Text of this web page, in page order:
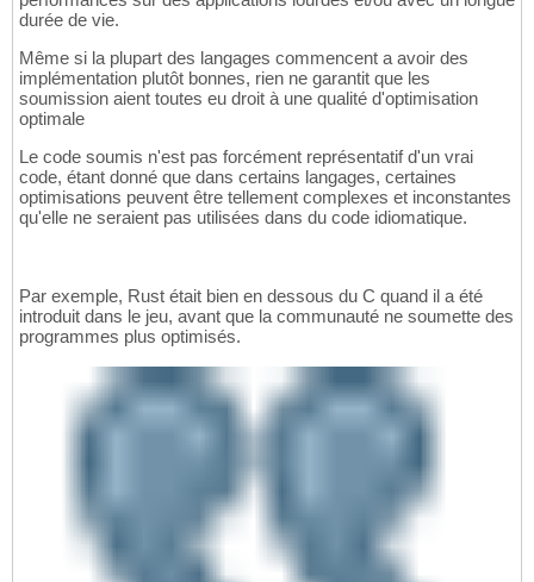
durée de vie.
Même si la plupart des langages commencent a avoir des
implémentation plutôt bonnes, rien ne garantit que les
soumission aient toutes eu droit à une qualité d'optimisation
optimale
Le code soumis n'est pas forcément représentatif d'un vrai
code, étant donné que dans certains langages, certaines
optimisations peuvent être tellement complexes et inconstantes
qu'elle ne seraient pas utilisées dans du code idiomatique.
Par exemple, Rust était bien en dessous du C quand il a été
introduit dans le jeu, avant que la communauté ne soumette des
programmes plus optimisés.